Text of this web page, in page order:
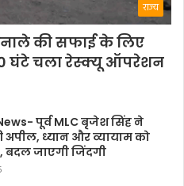
राज्य
की सफाई के लिए
घंटे चला रेस्क्यू ऑपरेशन
पूर्व MLC बृजेश सिंह ने
ध्यान और व्यायाम को
जाएगी जिंदगी